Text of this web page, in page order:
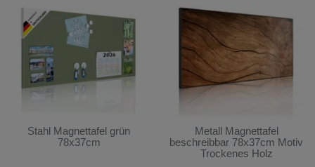
Stahl Magnettafel grün
78x37cm
Metall Magnettafel
beschreibbar 78x37cm Motiv
Trockenes Holz